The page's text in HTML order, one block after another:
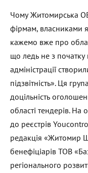
Чому Житомирська
фірмам, власниками
кажемо вже про
що ледь не з
адміністрації
підзвітність». Ця
доцільність
області тендерів. На
до реєстрів
редакція «Житомир
бенефіціарів ТОВ
регіонального